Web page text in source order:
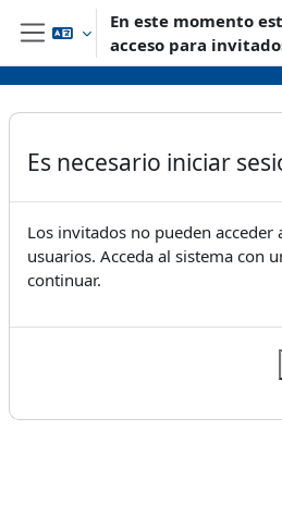
Salta al contenido principal
Panel lateral
En este momento
acceso para
Es necesario iniciar
Los invitados no pueden acceder
usuarios. Acceda al sistema con
continuar.